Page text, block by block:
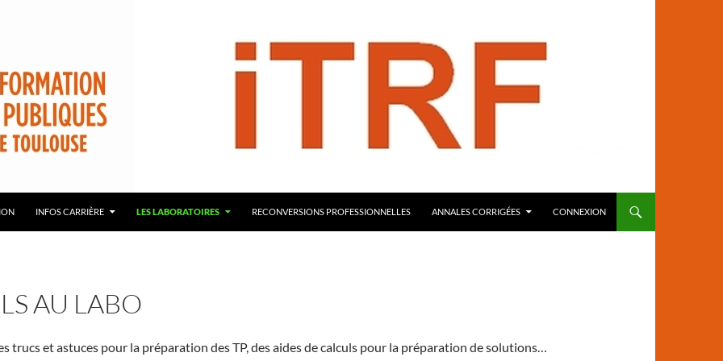
de Toulouse – ITRF
INFOS CARRIÈRE LES LABORATOIRES RECONVERSIONS PROFESSIONNELLES ANNALES CORRIGÉES CONNEXION
AU LABO
trucs et astuces pour la préparation des TP, des aides de calculs pour la préparation de solutions…